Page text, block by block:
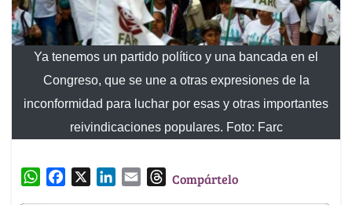
Ya tenemos un partido político y una bancada en el
Congreso, que se une a otras expresiones de la
inconformidad para luchar por esas y otras importantes
reivindicaciones populares. Foto: Farc
W
TCompártelo